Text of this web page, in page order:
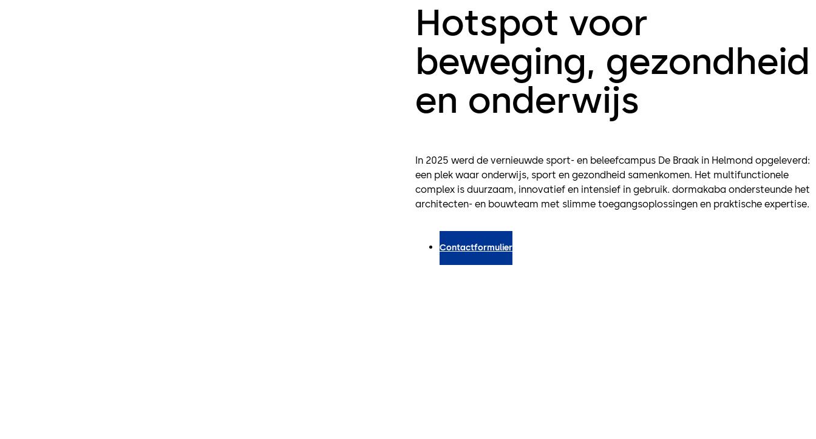
Hotspot voor
beweging, gezondheid
en onderwijs
In 2025 werd de vernieuwde sport- en beleefcampus De Braak in Helmond opgeleverd:
een plek waar onderwijs, sport en gezondheid samenkomen. Het multifunctionele
complex is duurzaam, innovatief en intensief in gebruik. dormakaba ondersteunde het
architecten- en bouwteam met slimme toegangsoplossingen en praktische expertise.
Contactformulier